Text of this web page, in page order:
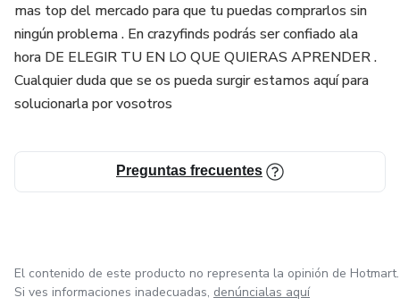
mas top del mercado para que tu puedas comprarlos sin
ningún problema . En crazyfinds podrás ser confiado ala
hora DE ELEGIR TU EN LO QUE QUIERAS APRENDER .
Cualquier duda que se os pueda surgir estamos aquí para
solucionarla por vosotros
Preguntas frecuentes
El contenido de este producto no representa la opinión de Hotmart.
Si ves informaciones inadecuadas, denúncialas aquí